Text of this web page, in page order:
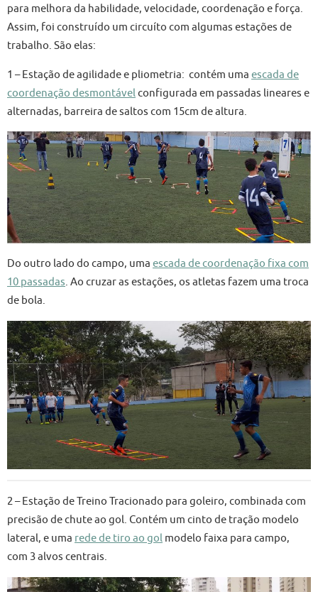
para melhora da habilidade, velocidade, coordenação e força.
Assim, foi construído um circuíto com algumas estações de
trabalho. São elas:
1 – Estação de agilidade e pliometria: contém uma escada de
coordenação desmontávelconfigurada em passadas lineares e
alternadas, barreira de saltos com 15cm de altura.
Do outro lado do campo, uma escada de coordenação fixa com
10 passadas. Ao cruzar as estações, os atletas fazem uma troca
de bola.
2 – Estação de Treino Tracionado para goleiro, combinada com
precisão de chute ao gol. Contém um cinto de tração modelo
lateral, e uma rede de tiro ao gol modelo faixa para campo,
com 3 alvos centrais.